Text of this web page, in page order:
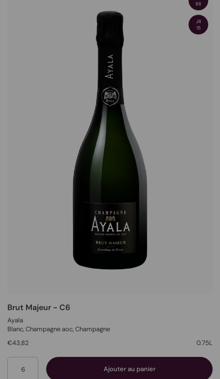
Brut Majeur - C6
Ayala
Blanc, Champagne aoc,Champagne
€43,82
0.75L
Quantité
Ajouter au panier
88
JR
15